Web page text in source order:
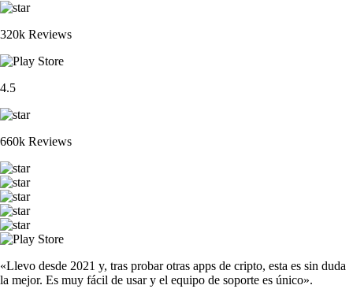
320k Reviews
4.5
660k Reviews
«Llevo desde 2021 y, tras probar otras apps de cripto, esta es sin duda
la mejor. Es muy fácil de usar y el equipo de soporte es único».